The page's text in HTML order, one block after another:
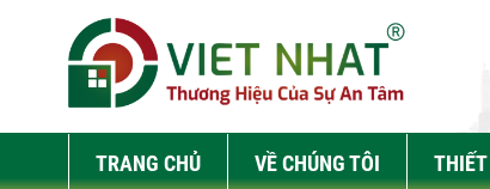
TRANG CHỦ VỀ CHÚNG TÔI